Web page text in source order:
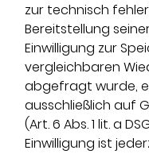
zur technisch
Bereitstellung
Einwilligung zur
vergleichbaren
abgefragt wurde,
ausschließlich auf
(Art. 6 Abs. 1 lit. a
Einwilligung ist